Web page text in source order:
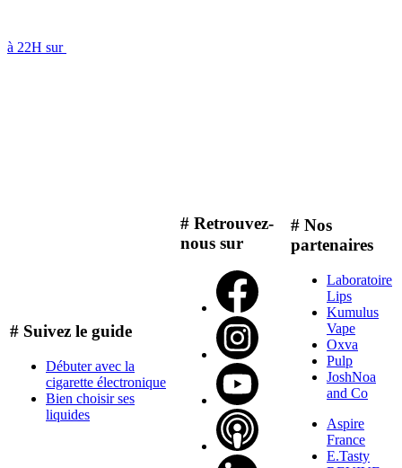
à 22H sur
# Suivez le guide
Débuter avec la
cigarette électronique
Bien choisir ses
liquides
# Retrouvez-
nous sur
# Nos
partenaires
Laboratoire
Lips
Kumulus
Vape
Oxva
Pulp
JoshNoa
and Co
Aspire
France
E.Tasty